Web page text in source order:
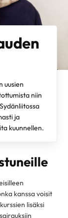
uusien
niin
ja
kuunnellen.
kanssa voisit
lisäksi